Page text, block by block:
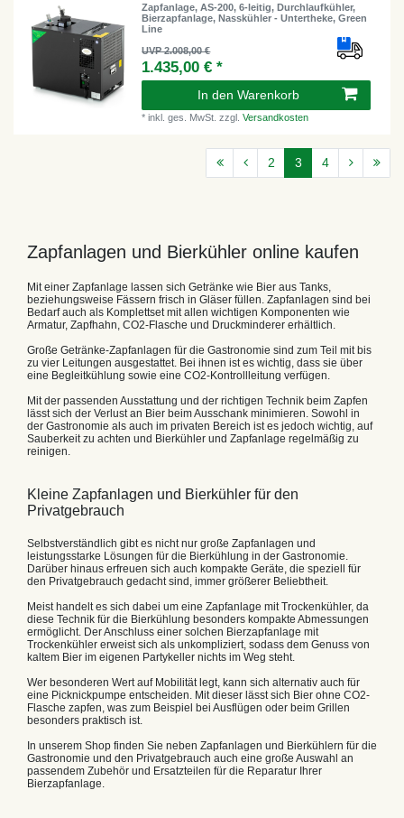
Zapfanlage, AS-200, 6-leitig, Durchlaufkühler,
Bierzapfanlage, Nasskühler - Untertheke, Green
Line
UVP 2.008,00 €
1.435,00 € *
In den Warenkorb
*inkl. ges. MwSt. zzgl.Versandkosten
2 3 4
Zapfanlagen und Bierkühler online kaufen
Mit einer Zapfanlage lassen sich Getränke wie Bier aus Tanks,
beziehungsweise Fässern frisch in Gläser füllen. Zapfanlagen sind bei
Bedarf auch als Komplettset mit allen wichtigen Komponenten wie
Armatur, Zapfhahn, CO2-Flasche und Druckminderer erhältlich.
Große Getränke-Zapfanlagen für die Gastronomie sind zum Teil mit bis
zu vier Leitungen ausgestattet. Bei ihnen ist es wichtig, dass sie über
eine Begleitkühlung sowie eine CO2-Kontrollleitung verfügen.
Mit der passenden Ausstattung und der richtigen Technik beim Zapfen
lässt sich der Verlust an Bier beim Ausschank minimieren. Sowohl in
der Gastronomie als auch im privaten Bereich ist es jedoch wichtig, auf
Sauberkeit zu achten und Bierkühler und Zapfanlage regelmäßig zu
reinigen.
Kleine Zapfanlagen und Bierkühler für den
Privatgebrauch
Selbstverständlich gibt es nicht nur große Zapfanlagen und
leistungsstarke Lösungen für die Bierkühlung in der Gastronomie.
Darüber hinaus erfreuen sich auch kompakte Geräte, die speziell für
den Privatgebrauch gedacht sind, immer größerer Beliebtheit.
Meist handelt es sich dabei um eine Zapfanlage mit Trockenkühler, da
diese Technik für die Bierkühlung besonders kompakte Abmessungen
ermöglicht. Der Anschluss einer solchen Bierzapfanlage mit
Trockenkühler erweist sich als unkompliziert, sodass dem Genuss von
kaltem Bier im eigenen Partykeller nichts im Weg steht.
Wer besonderen Wert auf Mobilität legt, kann sich alternativ auch für
eine Picknickpumpe entscheiden. Mit dieser lässt sich Bier ohne CO2-
Flasche zapfen, was zum Beispiel bei Ausflügen oder beim Grillen
besonders praktisch ist.
In unserem Shop finden Sie neben Zapfanlagen und Bierkühlern für die
Gastronomie und den Privatgebrauch auch eine große Auswahl an
passendem Zubehör und Ersatzteilen für die Reparatur Ihrer
Bierzapfanlage.